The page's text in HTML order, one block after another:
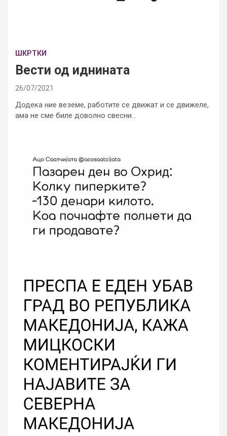
ШКРТКИ
Вести од иднината
26/07/2021
Додека ние веземе, работите се движат и се движеле,
ама не сме биле доволно свесни…